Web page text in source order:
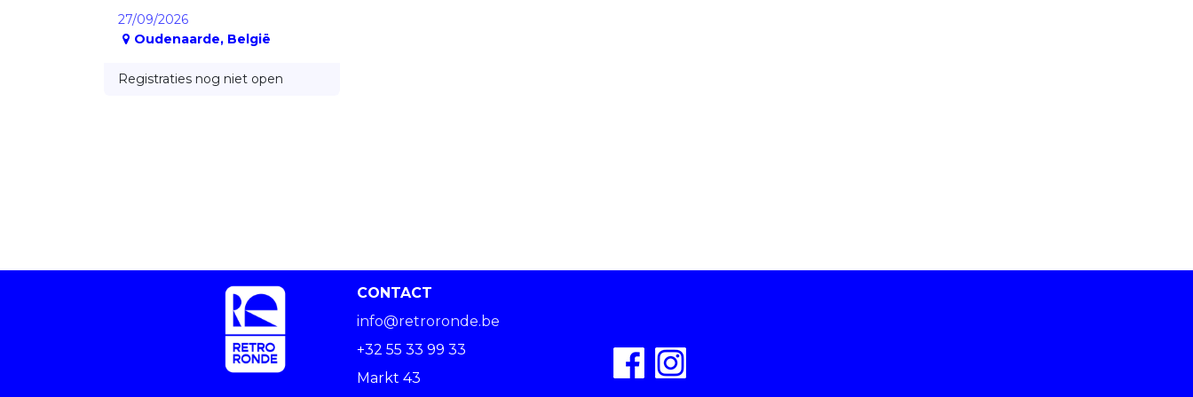
27/09/2026
Oudenaarde, België
Registraties nog niet open
CONTACT
info@retroronde.be
+32 55 33 99 33
Markt 43